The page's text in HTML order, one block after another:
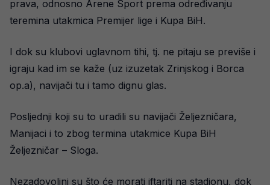
prava, odnosno Arene Sport prema određivanju
teremina utakmica Premijer lige i Kupa BiH.
I dok su klubovi uglavnom tihi, tj. ne pitaju se previše i
igraju kad im se kaže (uz izuzetak Zrinjskog i Borca
op.a), navijači tu i tamo dignu glas.
Posljednji koji su to uradili su navijači Željezničara,
Manijaci i to zbog termina utakmice Kupa BiH
Željezničar – Sloga.
Nezadovoljni su što će morati iftariti na stadionu, dok